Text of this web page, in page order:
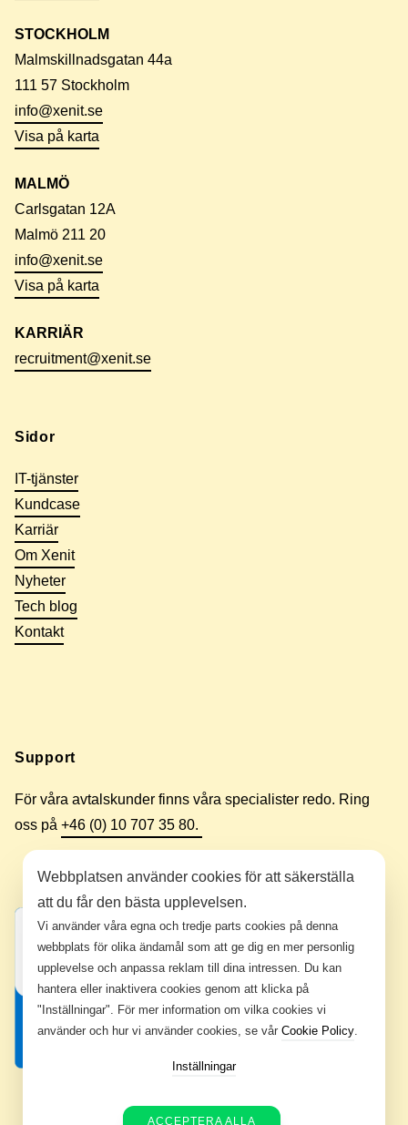
STOCKHOLM
Malmskillnadsgatan 44a
111 57 Stockholm
info@xenit.se
Visa på karta
MALMÖ
Carlsgatan 12A
Malmö 211 20
info@xenit.se
Visa på karta
KARRIÄR
recruitment@xenit.se
Sidor
IT-tjänster
Kundcase
Karriär
Om Xenit
Nyheter
Tech blog
Kontakt
Support
För våra avtalskunder finns våra specialister redo. Ring
oss på +46 (0) 10 707 35 80.
Webbplatsen använder cookies för att säkerställa
att du får den bästa upplevelsen.
Vi använder våra egna och tredje parts cookies på denna
webbplats för olika ändamål som att ge dig en mer personlig
upplevelse och anpassa reklam till dina intressen. Du kan
hantera eller inaktivera cookies genom att klicka på
"Inställningar". För mer information om vilka cookies vi
använder och hur vi använder cookies, se vår Cookie Policy.
Inställningar
ACCEPTERA ALLA